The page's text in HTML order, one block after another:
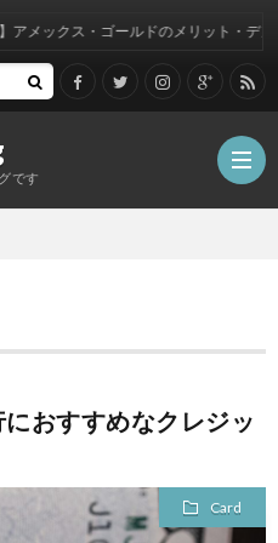
です
Card
Hotel
ス・ゴールドのメリット・デメリット
おすすめなクレジッ
Card